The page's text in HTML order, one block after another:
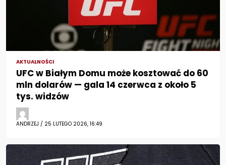
AKTUALNOŚCI
UFC w Białym Domu może kosztować do 60
mln dolarów — gala 14 czerwca z około 5
tys. widzów
ANDRZEJ / 25 LUTEGO 2026, 16:49